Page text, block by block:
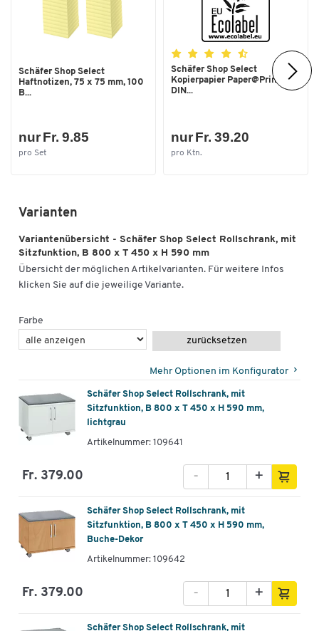
Schäfer Shop Select
Haftnotizen, 75 x 75 mm, 100
B...
nur Fr. 9.85
pro Set
Schäfer Shop Select
Kopierpapier Paper@Print,
DIN...
nur Fr. 39.20
pro Ktn.
Varianten
Variantenübersicht - Schäfer Shop Select Rollschrank, mit
Sitzfunktion, B 800 x T 450 x H 590 mm
Übersicht der möglichen Artikelvarianten. Für weitere Infos
klicken Sie auf die jeweilige Variante.
Farbe
zurücksetzen
Mehr Optionen im Konfigurator
Schäfer Shop Select Rollschrank, mit
Sitzfunktion, B 800 x T 450 x H 590 mm,
lichtgrau
Artikelnummer: 109641
Fr. 379.00 +
-
Schäfer Shop Select Rollschrank, mit
Sitzfunktion, B 800 x T 450 x H 590 mm,
Buche-Dekor
Artikelnummer: 109642
Fr. 379.00 +
-
Schäfer Shop Select Rollschrank, mit